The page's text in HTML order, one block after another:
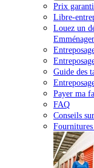
Prix
Libre-
Louez un
Guide des
Payer ma
FAQ
Conseils
Fournitures